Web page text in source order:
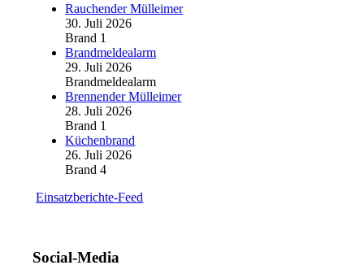
Rauchender Mülleimer
30. Juli 2026
Brand 1
Brandmeldealarm
29. Juli 2026
Brandmeldealarm
Brennender Mülleimer
28. Juli 2026
Brand 1
Küchenbrand
26. Juli 2026
Brand 4
Einsatzberichte-Feed
Social-Media